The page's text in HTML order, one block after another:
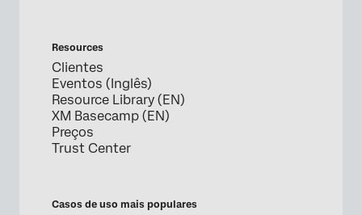
Resources
Clientes
Eventos (Inglês)
Resource Library (EN)
XM Basecamp (EN)
Preços
Trust Center
Casos de uso mais populares